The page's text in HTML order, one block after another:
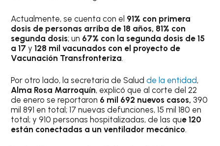
Actualmente, se cuenta con el 91% con primera
dosis de personas arriba de 18 años, 81% con
segunda dosis; un 67% con la segunda dosis de 15
a 17 y128 mil vacunados con el proyecto de
Vacunación Transfronteriza.
Por otro lado, la secretaria de Saludde la entidad,
Alma Rosa Marroquín, explicó que al corte del 22
de enero se reportaron 6 mil 692 nuevos casos, 390
mil 891 en total; 17 nuevas defunciones, 15 mil 180 en
total; y 910 personas hospitalizadas, de las que 120
están conectadas a un ventilador mecánico.